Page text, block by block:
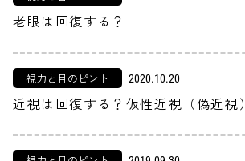
老眼は回復する？
視力と目のピント 2020.10.20
近視は回復する？仮性近視（偽近視）